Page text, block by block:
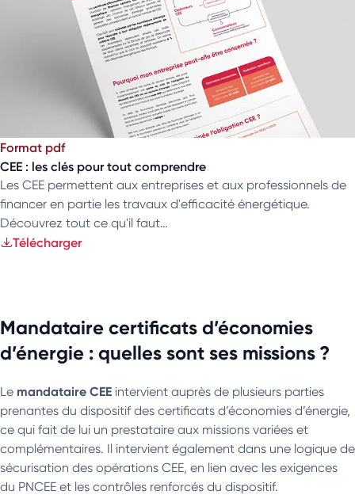
Format pdf
CEE : les clés pour tout comprendre
Les CEE permettent aux entreprises et aux professionnels de
financer en partie les travaux d'efficacité énergétique.
Découvrez tout ce qu'il faut…
Télécharger
Mandataire certificats d’économies
d’énergie : quelles sont ses missions ?
Le mandataire CEE intervient auprès de plusieurs parties
prenantes du dispositif des certificats d’économies d’énergie,
ce qui fait de lui un prestataire aux missions variées et
complémentaires. Il intervient également dans une logique de
sécurisation des opérations CEE, en lien avec les exigences
du PNCEE et les contrôles renforcés du dispositif.